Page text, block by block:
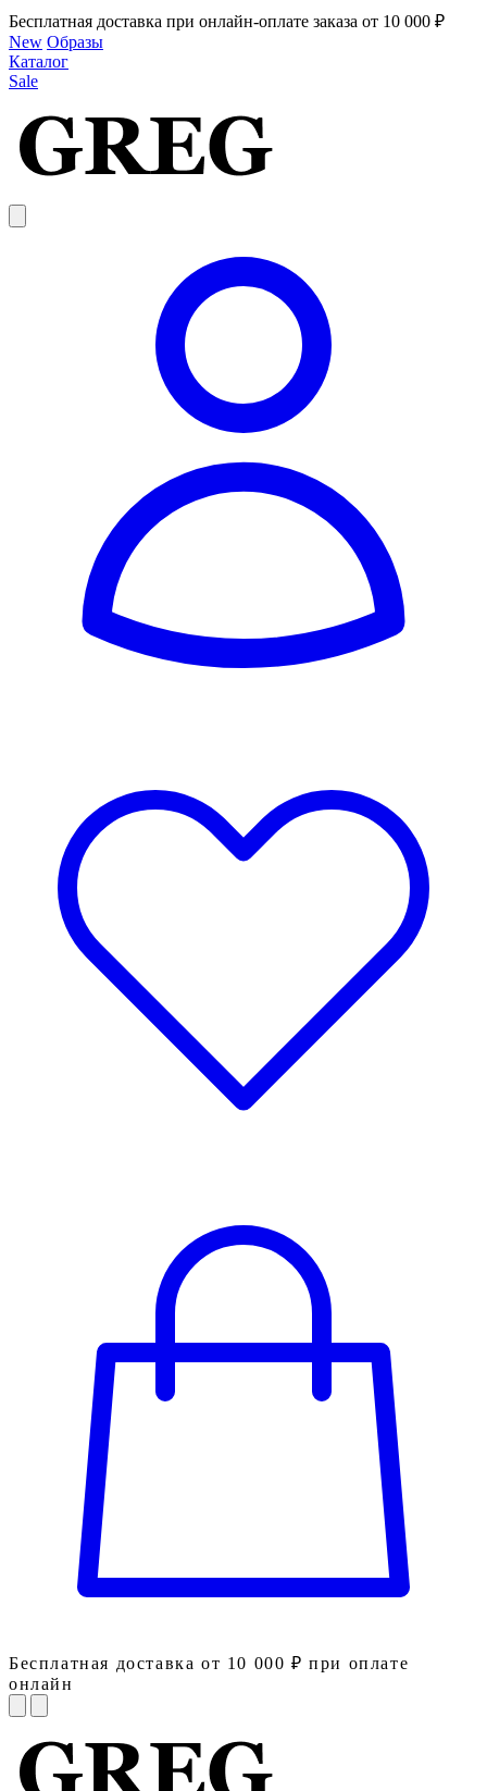
Бесплатная доставка при онлайн-оплате заказа от 10 000 ₽
New Образы
Каталог
Sale
Бесплатная доставка от 10 000 ₽ при оплате
онлайн